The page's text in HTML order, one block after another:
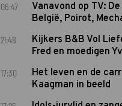
06:47
Vanavond op TV:
België, Poirot,
21:48
Kijkers B&B Vol
Fred en moedigen
17:30
Het leven en de
Kaagman in beeld